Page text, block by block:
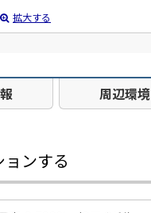
拡大する
周辺環境
ンする